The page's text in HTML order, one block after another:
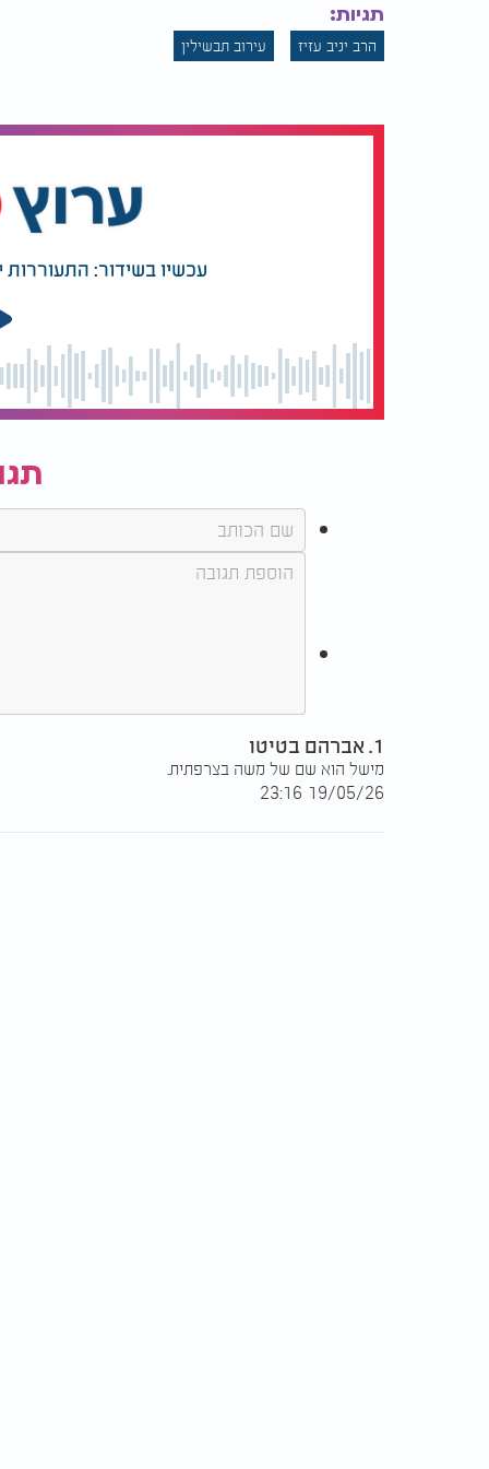
מי שעשה עירוב מותר לו להוציא לכתחילה.
שתיאורטית יוכל להשתמש בזה עוד בחג עצמו.
תגיות:
הרב יניב עזיז עירוב תבשילין
עכשיו בשידור:
1. אברהם בטיטו
מישל הוא שם של משה בצרפתית.
19/05/26 23:16